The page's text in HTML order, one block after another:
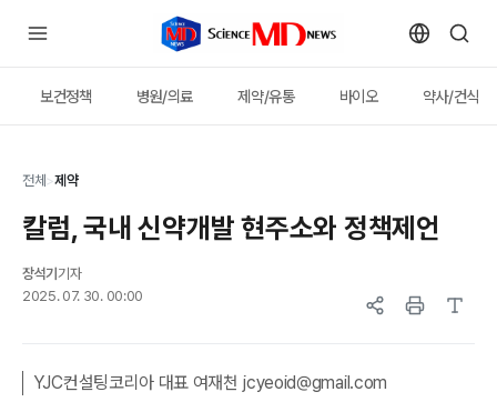
보건정책 병원/의료 제약/유통 바이오 약사/건식
전체 >제약
칼럼, 국내 신약개발 현주소와 정책제언
장석기기자
2025. 07. 30. 00:00
YJC컨설팅코리아 대표 여재천 jcyeoid@gmail.com